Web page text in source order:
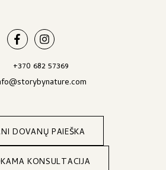
+370 682 57369
DOVANŲ PAIEŠKA
KONSULTACIJA